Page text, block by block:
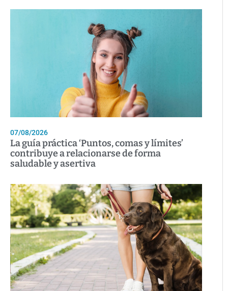
07/08/2026
La guía práctica ‘Puntos, comas y límites’
contribuye a relacionarse de forma
saludable y asertiva